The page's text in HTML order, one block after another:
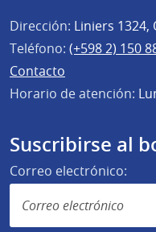
Dirección: Liniers 1324,
Teléfono: (+598 2) 150
Contacto
Horario de atención:
Suscribirse al
Correo electrónico: